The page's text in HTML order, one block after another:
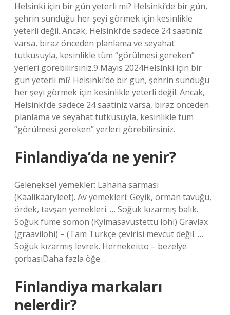
Helsinki için bir gün yeterli mi? Helsinki’de bir gün,
şehrin sunduğu her şeyi görmek için kesinlikle
yeterli değil. Ancak, Helsinki’de sadece 24 saatiniz
varsa, biraz önceden planlama ve seyahat
tutkusuyla, kesinlikle tüm “görülmesi gereken”
yerleri görebilirsiniz.9 Mayıs 2024Helsinki için bir
gün yeterli mi? Helsinki’de bir gün, şehrin sunduğu
her şeyi görmek için kesinlikle yeterli değil. Ancak,
Helsinki’de sadece 24 saatiniz varsa, biraz önceden
planlama ve seyahat tutkusuyla, kesinlikle tüm
“görülmesi gereken” yerleri görebilirsiniz.
Finlandiya’da ne yenir?
Geleneksel yemekler: Lahana sarması
(Kaalikääryleet). Av yemekleri: Geyik, orman tavuğu,
ördek, tavşan yemekleri. … Soğuk kızarmış balık.
Soğuk füme somon (Kylmäsavustettu lohi) Gravlax
(graavilohi) – (Tam Türkçe çevirisi mevcut değil. …
Soğuk kızarmış levrek. Hernekeitto – bezelye
çorbasıDaha fazla öğe…
Finlandiya markaları
nelerdir?